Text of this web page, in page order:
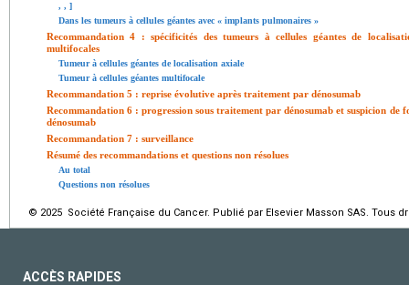
, , ]
Dans les tumeurs à cellules géantes avec « implants pulmonaires »
Recommandation 4 : spécificités des tumeurs à cellules géantes de
multifocales
Tumeur à cellules géantes de localisation axiale
Tumeur à cellules géantes multifocale
Recommandation 5 : reprise évolutive après traitement par dénosumab
Recommandation 6 : progression sous traitement par dénosumab et suspicion de
dénosumab
Recommandation 7 : surveillance
Résumé des recommandations et questions non résolues
Au total
Questions non résolues
© 2025 Société Française du Cancer. Publié par Elsevier Masson SAS. Tous
ACCÈS RAPIDES